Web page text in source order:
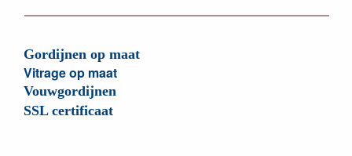
Gordijnen op maat
Vitrage op maat
Vouwgordijnen
SSL certificaat